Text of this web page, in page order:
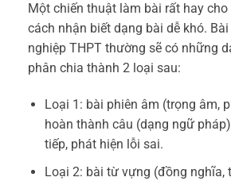
Một chiến thuật làm bài rất hay
cách nhận biết dạng bài dễ khó.
nghiệp THPT thường sẽ có những
phân chia thành 2 loại sau:
Loại 1: bài phiên âm (trọng âm,
hoàn thành câu (dạng ngữ
tiếp, phát hiện lỗi sai.
Loại 2: bài từ vựng (đồng nghĩa,